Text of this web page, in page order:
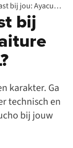
Welke rugzak past bij jou: Ayacucho Fraiture 45L of Varde 35L?
bij
karakter. Ga
technisch en
bij jouw